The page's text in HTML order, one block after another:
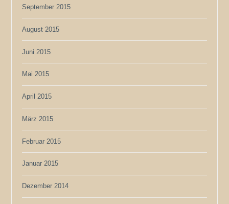
September 2015
August 2015
Juni 2015
Mai 2015
April 2015
März 2015
Februar 2015
Januar 2015
Dezember 2014